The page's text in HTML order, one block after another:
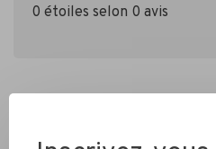
0 étoiles selon 0 avis